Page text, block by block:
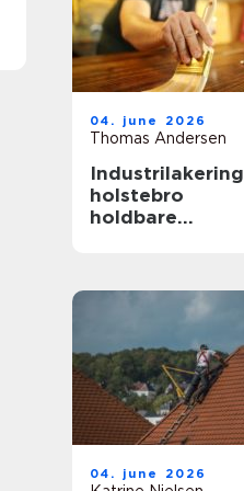
04. june 2026
Thomas Andersen
Industrilakering
holstebro
holdbare
04. june 2026